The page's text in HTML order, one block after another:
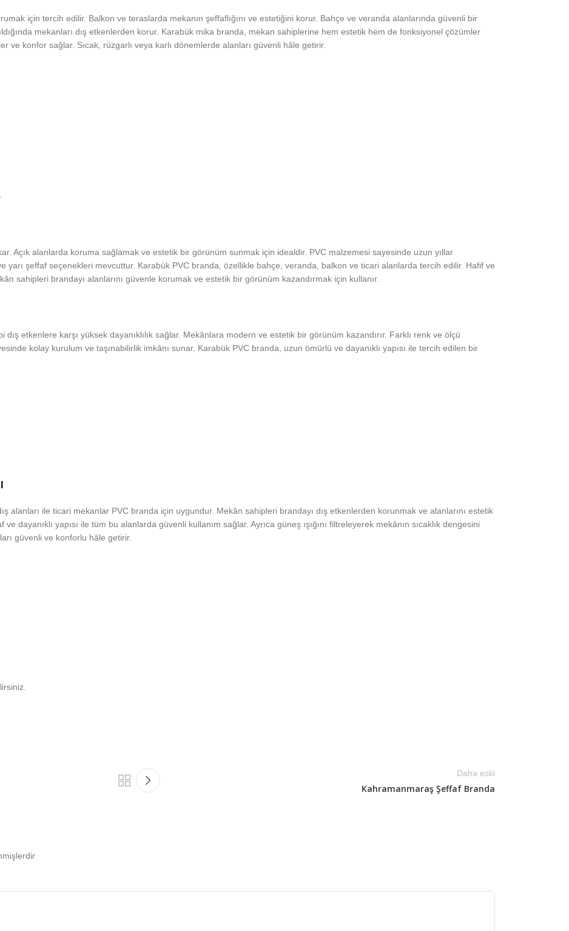
için tercih edilir. Balkon ve teraslarda mekanın şeffaflığını ve estetiğini korur. Bahçe ve veranda alanlarında güvenli bir
mekanları dış etkenlerden korur. Karabük mika branda, mekan sahiplerine hem estetik hem de fonksiyonel çözümler
ve konfor sağlar. Sıcak, rüzgarlı veya karlı dönemlerde alanları güvenli hâle getirir.
Açık alanlarda koruma sağlamak ve estetik bir görünüm sunmak için idealdir. PVC malzemesi sayesinde uzun yıllar
yarı şeffaf seçenekleri mevcuttur. Karabük PVC branda, özellikle bahçe, veranda, balkon ve ticari alanlarda tercih edilir. Hafif ve
sahipleri brandayı alanlarını güvenle korumak ve estetik bir görünüm kazandırmak için kullanır.
etkenlere karşı yüksek dayanıklılık sağlar. Mekânlara modern ve estetik bir görünüm kazandırır. Farklı renk ve ölçü
kolay kurulum ve taşınabilirlik imkânı sunar. Karabük PVC branda, uzun ömürlü ve dayanıklı yapısı ile tercih edilen bir
alanları ile ticari mekanlar PVC branda için uygundur. Mekân sahipleri brandayı dış etkenlerden korunmak ve alanlarını estetik
dayanıklı yapısı ile tüm bu alanlarda güvenli kullanım sağlar. Ayrıca güneş ışığını filtreleyerek mekânın sıcaklık dengesini
güvenli ve konforlu hâle getirir.
Daha eski
Kahramanmaraş Şeffaf Branda